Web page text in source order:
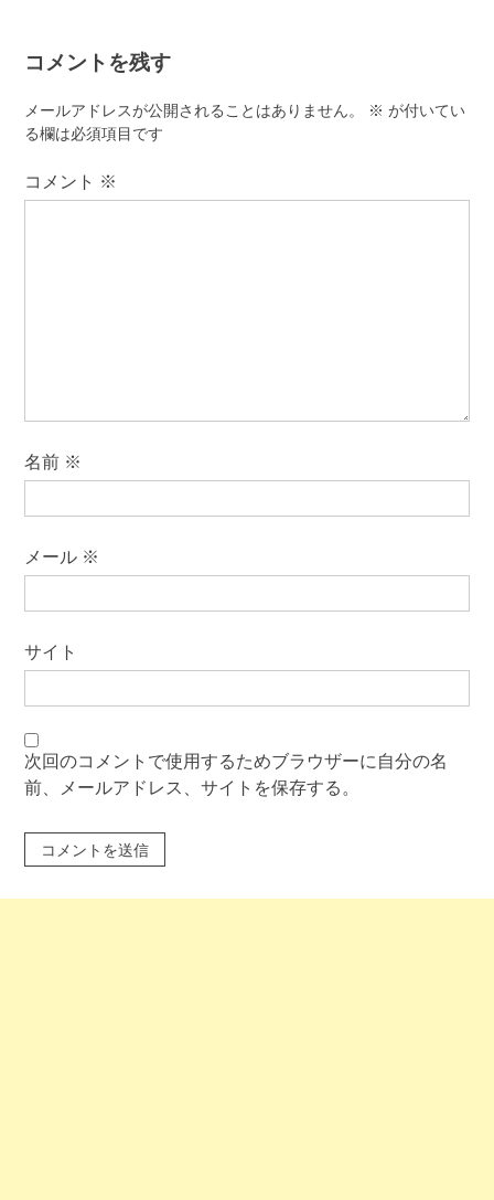
ー
シ
ョ
コメントを残す
メールアドレスが公開されることはありません。 ※ が付いてい
る欄は必須項目です
コメント ※
名前 ※
メール ※
サイト
次回のコメントで使用するためブラウザーに自分の名
前、メールアドレス、サイトを保存する。